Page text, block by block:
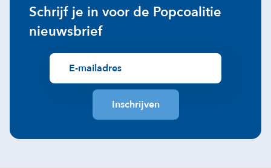
Schrijf je in voor de Popcoalitie
nieuwsbrief